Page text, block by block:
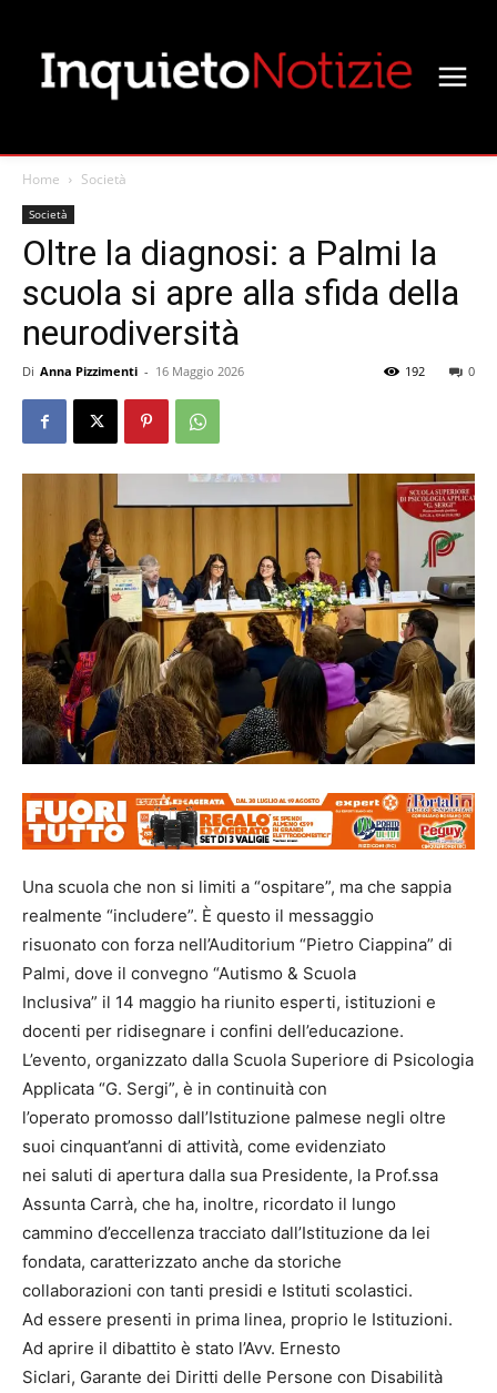
Home Società
Società
Oltre la diagnosi: a Palmi la
scuola si apre alla sfida della
neurodiversità
Di Anna Pizzimenti - 16 Maggio 2026 0
192
Una scuola che non si limiti a “ospitare”, ma che sappia
realmente “includere”. È questo il messaggio
risuonato con forza nell’Auditorium “Pietro Ciappina” di
Palmi, dove il convegno “Autismo & Scuola
Inclusiva” il 14 maggio ha riunito esperti, istituzioni e
docenti per ridisegnare i confini dell’educazione.
L’evento, organizzato dalla Scuola Superiore di Psicologia
Applicata “G. Sergi”, è in continuità con
l’operato promosso dall’Istituzione palmese negli oltre
suoi cinquant’anni di attività, come evidenziato
nei saluti di apertura dalla sua Presidente, la Prof.ssa
Assunta Carrà, che ha, inoltre, ricordato il lungo
cammino d’eccellenza tracciato dall’Istituzione da lei
fondata, caratterizzato anche da storiche
collaborazioni con tanti presidi e Istituti scolastici.
Ad essere presenti in prima linea, proprio le Istituzioni.
Ad aprire il dibattito è stato l’Avv. Ernesto
Siclari, Garante dei Diritti delle Persone con Disabilità